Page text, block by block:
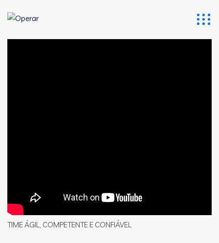
TIME ÁGIL, COMPETENTE E CONFIÁVEL